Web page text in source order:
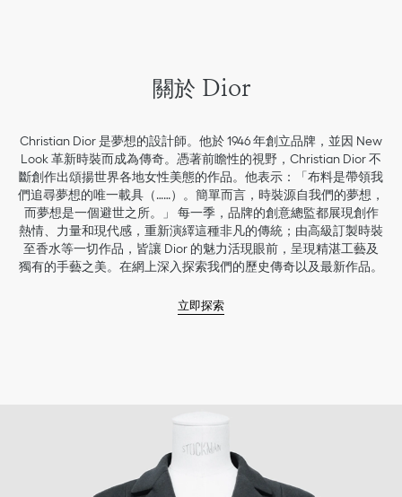
關於 Dior
Christian Dior 是夢想的設計師。他於 1946 年創立品牌，並因 New
Look 革新時裝而成為傳奇。憑著前瞻性的視野，Christian Dior 不
斷創作出頌揚世界各地女性美態的作品。他表示：「布料是帶領我
們追尋夢想的唯一載具（……）。簡單而言，時裝源自我們的夢想，
而夢想是一個避世之所。」 每一季，品牌的創意總監都展現創作
熱情、力量和現代感，重新演繹這種非凡的傳統；由高級訂製時裝
至香水等一切作品，皆讓 Dior 的魅力活現眼前，呈現精湛工藝及
獨有的手藝之美。在網上深入探索我們的歷史傳奇以及最新作品。
立即探索